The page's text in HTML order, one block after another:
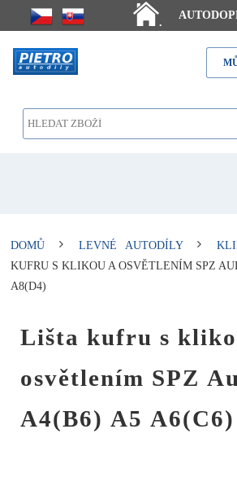
.
DOMŮ LEVNÉ AUTODÍLY
KUFRU S KLIKOU A OSVĚTLENÍM SPZ
A8(D4)
Lišta kufru s
osvětlením SPZ
A4(B6) A5